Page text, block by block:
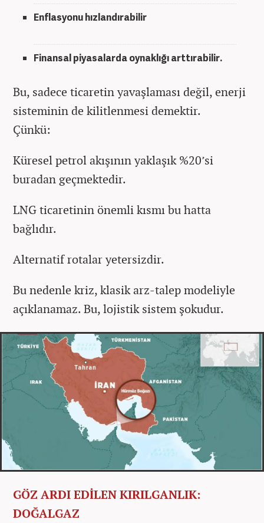
Enflasyonu hızlandırabilir
Finansal piyasalarda oynaklığı arttırabilir.
Bu, sadece ticaretin yavaşlaması değil, enerji
sisteminin de kilitlenmesi demektir.
Çünkü:
Küresel petrol akışının yaklaşık %20’si
buradan geçmektedir.
LNG ticaretinin önemli kısmı bu hatta
bağlıdır.
Alternatif rotalar yetersizdir.
Bu nedenle kriz, klasik arz-talep modeliyle
açıklanamaz. Bu, lojistik sistem şokudur.
GÖZ ARDI EDİLEN KIRILGANLIK:
DOĞALGAZ